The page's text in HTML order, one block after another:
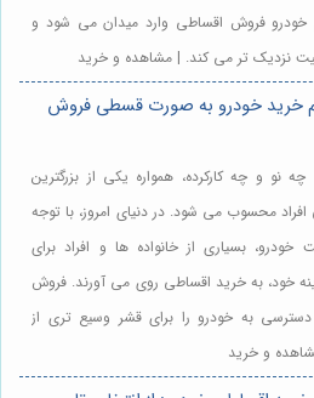
فروش اقساطی وارد میدان می شود و
نزدیک تر می کند. | مشاهده و خرید
خرید خودرو به صورت قسطی فروش
نو و چه کارکرده، همواره یکی از بزرگترین
محسوب می شود. در دنیای امروز، با توجه
بسیاری از خانواده ها و افراد برای
خود، به خرید اقساطی روی می آورند. فروش
به خودرو را برای قشر وسیع تری از
و خرید